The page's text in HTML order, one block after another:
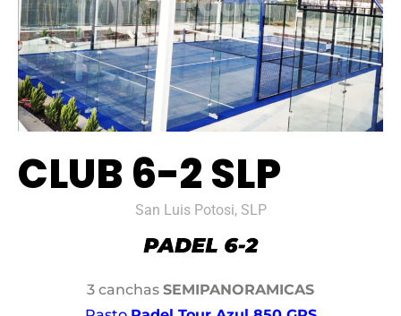
CLUB 6-2 SLP
San Luis Potosi, SLP
3 canchas SEMIPANORAMICAS